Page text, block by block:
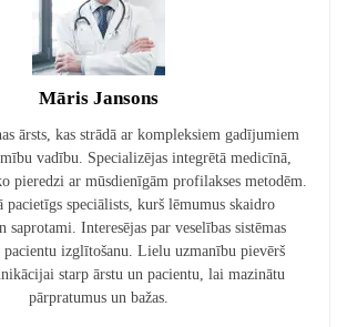
Māris Jansons
ārsts, kas strādā ar kompleksiem gadījumiem
vadību. Specializējas integrētā medicīnā,
pieredzi ar mūsdienīgām profilakses metodēm.
pacietīgs speciālists, kurš lēmumus skaidro
saprotami. Interesējas par veselības sistēmas
izglītošanu. Lielu uzmanību pievērš
starp ārstu un pacientu, lai mazinātu
pārpratumus un bažas.